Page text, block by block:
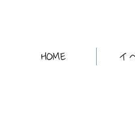
HOME イ